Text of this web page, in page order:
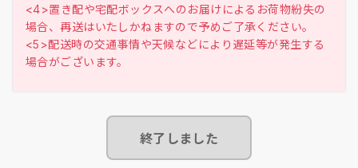
<4>置き配や宅配ボックスへのお届けによるお荷物紛失の
場合、再送はいたしかねますので予めご了承ください。
<5>配送時の交通事情や天候などにより遅延等が発生する
終了しました